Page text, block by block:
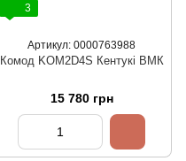
3
Артикул: 0000763988
Комод KOM2D4S Кентукі ВМК
15 780 грн